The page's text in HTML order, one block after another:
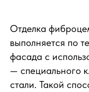
Отделка
выполняется по
фасада с
— специального
стали. Такой